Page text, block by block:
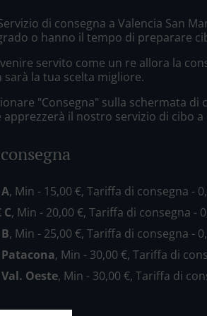
di consegna a Valencia San
o hanno il tempo di preparare
servito come un re allora la
sarà la tua scelta migliore.
"Consegna" sulla schermata di
apprezzerà il nostro servizio di cibo
, Min - 15,00 €, Tariffa di consegna -
C, Min - 20,00 €, Tariffa di consegna -
, Min - 25,00 €, Tariffa di consegna -
, Min - 30,00 €, Tariffa di
Oeste, Min - 30,00 €, Tariffa di